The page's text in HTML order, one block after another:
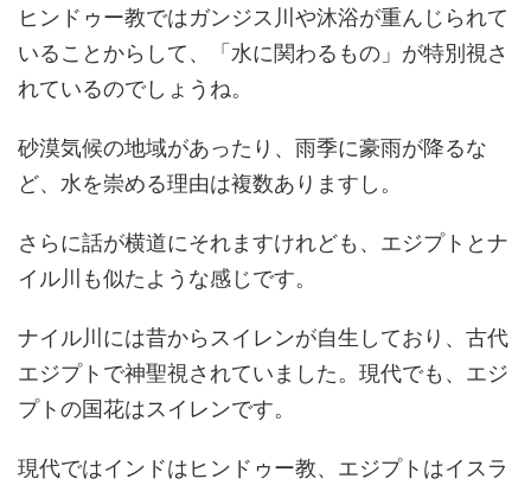
ヒンドゥー教ではガンジス川や沐浴が重んじられて
いることからして、「水に関わるもの」が特別視さ
れているのでしょうね。
砂漠気候の地域があったり、雨季に豪雨が降るな
ど、水を崇める理由は複数ありますし。
さらに話が横道にそれますけれども、エジプトとナ
イル川も似たような感じです。
ナイル川には昔からスイレンが自生しており、古代
エジプトで神聖視されていました。現代でも、エジ
プトの国花はスイレンです。
現代ではインドはヒンドゥー教、エジプトはイスラ